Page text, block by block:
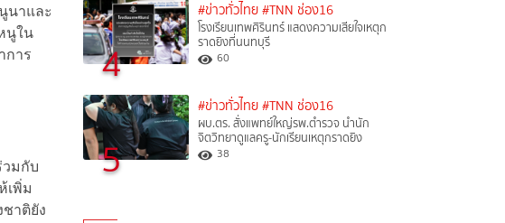
นาและ
นูใน
การ
วมกับ
เพิ่ม
าติยัง
4
#ข่าวทั่วไทย #TNN ช่อง16
โรงเรียนเทพศิรินทร์ แสดงความเสียใจเหตุก
ราดยิงที่นนทบุรี
60
5
#ข่าวทั่วไทย #TNN ช่อง16
ผบ.ตร. สั่งแพทย์ใหญ่รพ.ตำรวจ นำนัก
จิตวิทยาดูแลครู-นักเรียนเหตุกราดยิง
38